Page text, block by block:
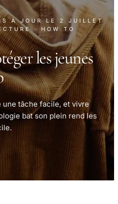
À JOUR LE 2 JUILLET
· HOW TO
les jeunes
une tâche facile, et vivre
bat son plein rend les